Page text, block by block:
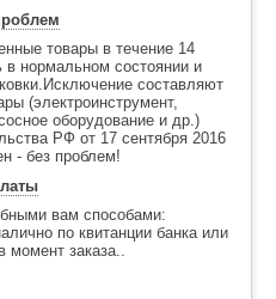
товары в течение 14
нормальном состоянии и
составляют
(электроинструмент,
оборудование и др.)
РФ от 17 сентября 2016
- без проблем!
вам способами:
по квитанции банка или
момент заказа..